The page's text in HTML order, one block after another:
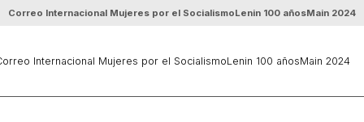
Correo Internacional Mujeres por el SocialismoLenin 100 añosMain 2024
Internacional Mujeres por el SocialismoLenin 100 añosMain 2024